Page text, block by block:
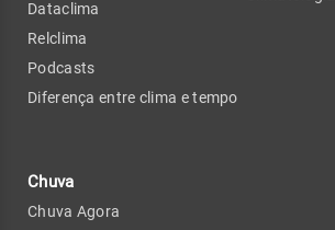
Dataclima
Relclima
Podcasts
Diferença entre clima e tempo
Chuva
Chuva Agora